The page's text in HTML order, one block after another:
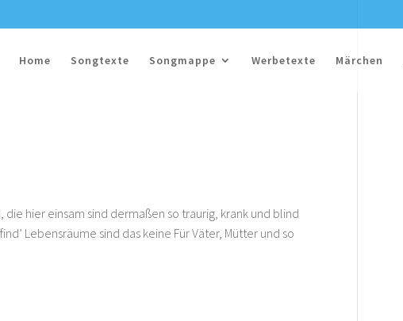
Home Songtexte Songmappe Werbetexte Märchen
hier einsam sind dermaßen so traurig, krank und blind
Lebensräume sind das keine Für Väter, Mütter und so